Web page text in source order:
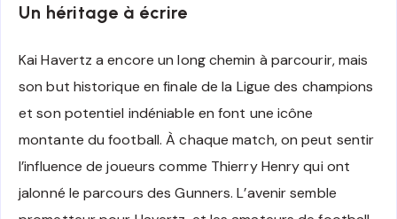
Un héritage à écrire
Kai Havertz a encore un long chemin à parcourir, mais
son but historique en finale de la Ligue des champions
et son potentiel indéniable en font une icône
montante du football. À chaque match, on peut sentir
l’influence de joueurs comme Thierry Henry qui ont
jalonné le parcours des Gunners. L’avenir semble